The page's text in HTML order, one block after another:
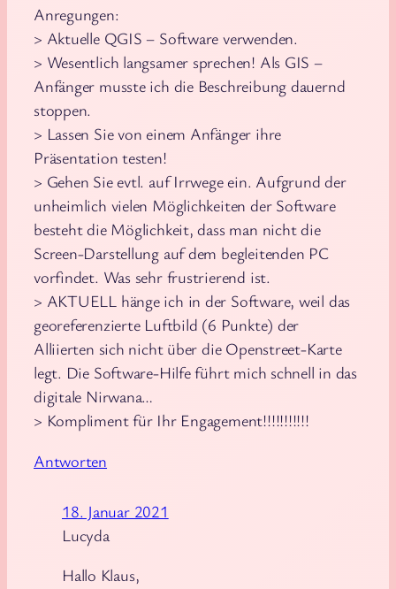
Anregungen:
> Aktuelle QGIS – Software verwenden.
> Wesentlich langsamer sprechen! Als GIS –
Anfänger musste ich die Beschreibung dauernd
stoppen.
> Lassen Sie von einem Anfänger ihre
Präsentation testen!
> Gehen Sie evtl. auf Irrwege ein. Aufgrund der
unheimlich vielen Möglichkeiten der Software
besteht die Möglichkeit, dass man nicht die
Screen-Darstellung auf dem begleitenden PC
vorfindet. Was sehr frustrierend ist.
> AKTUELL hänge ich in der Software, weil das
georeferenzierte Luftbild (6 Punkte) der
Alliierten sich nicht über die Openstreet-Karte
legt. Die Software-Hilfe führt mich schnell in das
digitale Nirwana…
> Kompliment für Ihr Engagement!!!!!!!!!!!
Antworten
18. Januar 2021
Lucyda
Hallo Klaus,